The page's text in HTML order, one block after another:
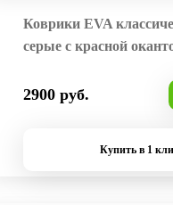
Коврики EVA
серые с красной
2900 руб.
Купить в 1